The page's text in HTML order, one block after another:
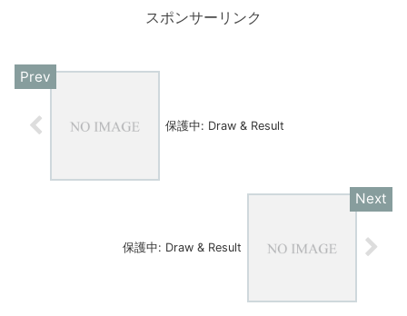
スポンサーリンク
保護中: Draw & Result
保護中: Draw & Result